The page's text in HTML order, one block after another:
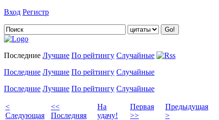
Вход Регистр
Последние Лучшие По рейтингу Случайные
Последние Лучшие По рейтингу Случайные
Последние Лучшие По рейтингу Случайные
<
Следующая
<<
Последняя
На
удачу!
Первая
>>
Предыдущая
>